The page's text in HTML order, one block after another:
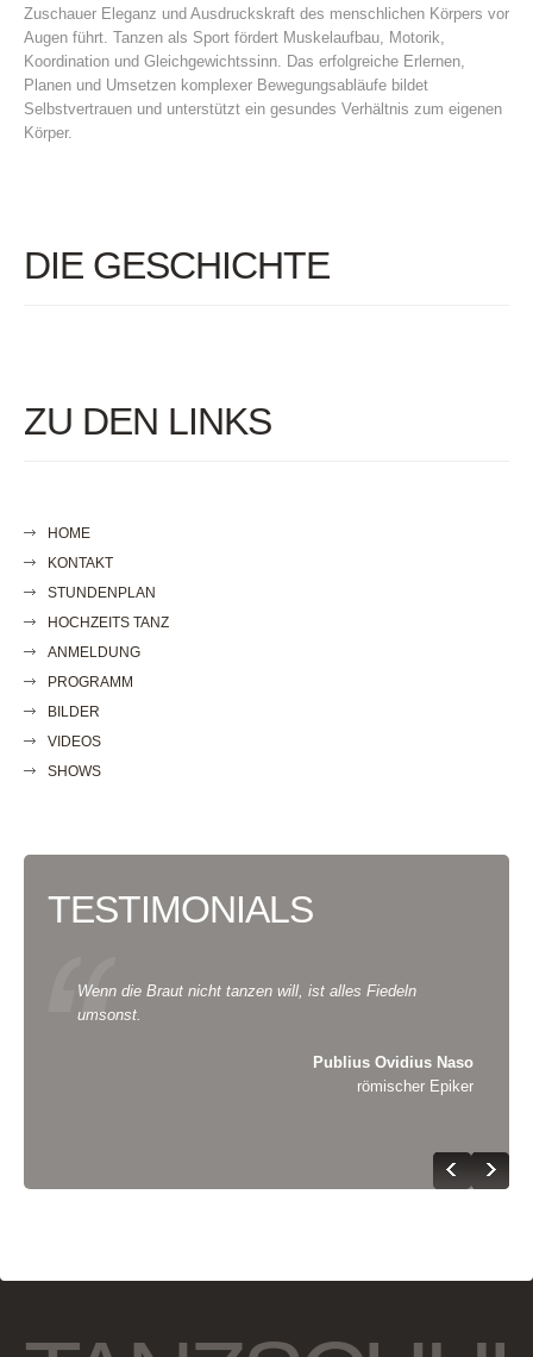
Zuschauer Eleganz und Ausdruckskraft des menschlichen Körpers vor
Augen führt. Tanzen als Sport fördert Muskelaufbau, Motorik,
Koordination und Gleichgewichtssinn. Das erfolgreiche Erlernen,
Planen und Umsetzen komplexer Bewegungsabläufe bildet
Selbstvertrauen und unterstützt ein gesundes Verhältnis zum eigenen
Körper.
DIE GESCHICHTE
ZU DEN LINKS
HOME
KONTAKT
STUNDENPLAN
HOCHZEITS TANZ
ANMELDUNG
PROGRAMM
BILDER
VIDEOS
SHOWS
TESTIMONIALS
Wenn die Braut nicht tanzen will, ist alles Fiedeln
umsonst.
Publius Ovidius Naso
römischer Epiker